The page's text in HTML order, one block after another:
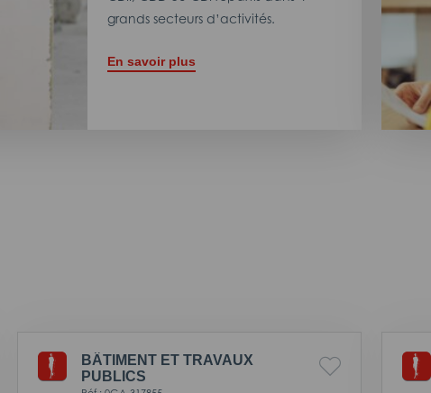
grands secteurs d’activités.
En savoir plus
BÂTIMENT ET TRAVAUX
PUBLICS